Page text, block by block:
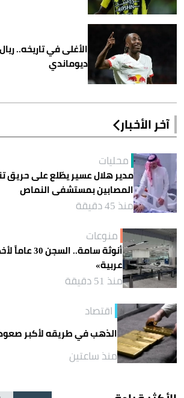
الأغلى في تاريخه..
ديوماندي
آخر الأخبار
محليات
مدير هلال عسير يطّلع على حريق
المصابين بمستشفى النماص
منذ 45 دقيقة
منوعات
أنوثة سامة..
عربية»
منذ 51 دقيقة
اقتصاد
الذهب في طريقه لأكبر
منذ ساعتين